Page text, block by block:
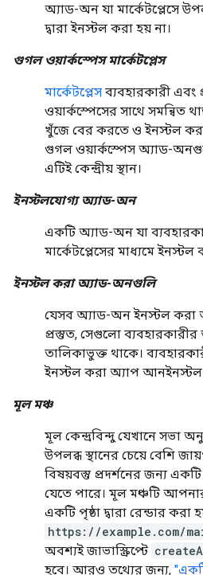
অ্যাড-অন যা মার্কেটপ্লেসে
দ্বারা ইনস্টল করা হয় না।
গুগল ওয়ার্কস্পেস মার্কেটপ্লেস
মার্কেটপ্লেস ব্যবহারকারী
ওয়ার্কস্পেসের সাথে সমন্বিত
খুঁজে বের করতে ও ইনস্টল
গুগল ওয়ার্কস্পেস অ্যাড-
এটিই কেন্দ্রীয় স্থান।
ইনস্টলযোগ্য অ্যাড-অন
একটি অ্যাড-অন যা
মার্কেটপ্লেসের মাধ্যমে
ইনস্টল করা অ্যাড-অনগুলি
যেসব অ্যাড-অন ইনস্টল করা
প্রস্তুত, সেগুলো
তালিকাভুক্ত থাকে।
ইনস্টল করা অ্যাপ আনইনস্টল
মূল মঞ্চ
মূল কেন্দ্রবিন্দু যেখানে সভা
উপলব্ধ স্থানের চেয়ে বেশি
বিষয়বস্তু প্রদর্শনের জন্য
যেতে পারে। মূল মঞ্চটি
একটি পৃষ্ঠা দ্বারা রেন্ডার
https://example.com/
অবশ্যই জাভাস্ক্রিপ্টে
হবে। আরও তথ্যের জন্য,